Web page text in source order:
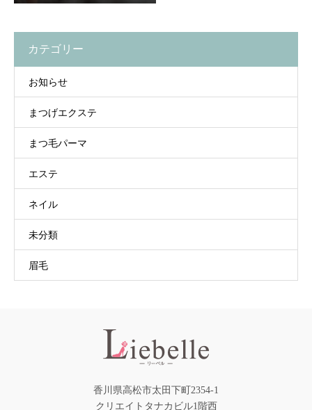
カテゴリー
お知らせ
まつげエクステ
まつ毛パーマ
エステ
ネイル
未分類
眉毛
香川県高松市太田下町2354-1
クリエイトタナカビル1階西